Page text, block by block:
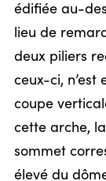
édifiée au-
lieu de
deux piliers
ceux-ci,
coupe
cette arche,
sommet
élevé du